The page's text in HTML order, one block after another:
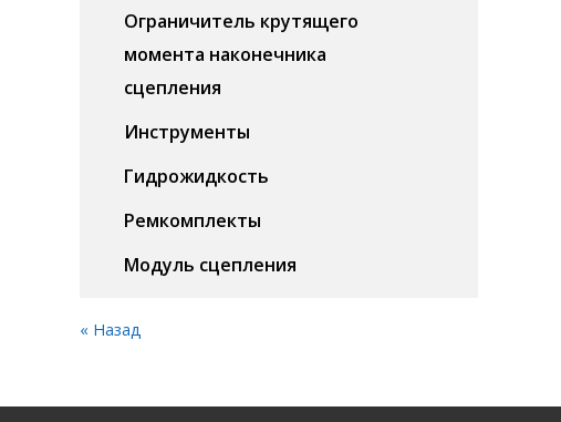
Ограничитель крутящего
момента наконечника
сцепления
Инструменты
Гидрожидкость
Ремкомплекты
Модуль сцепления
« Назад